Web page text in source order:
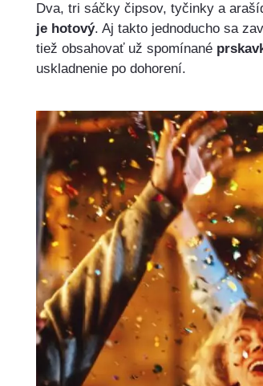
Dva, tri sáčky čipsov, tyčinky a
je hotový. Aj takto jednoducho sa
tiež obsahovať už spomínané
uskladnenie po dohorení.